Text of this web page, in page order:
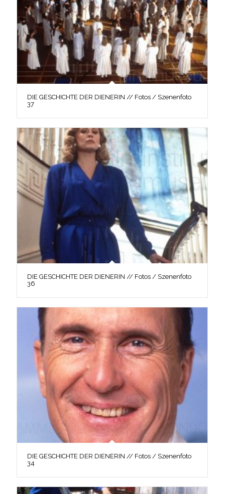
DIE GESCHICHTE DER DIENERIN // Fotos / Szenenfoto
37
DIE GESCHICHTE DER DIENERIN // Fotos / Szenenfoto
36
DIE GESCHICHTE DER DIENERIN // Fotos / Szenenfoto
34